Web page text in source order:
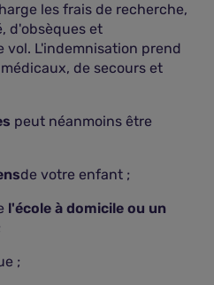
les frais de recherche,
d'obsèques et
vol. L'indemnisation prend
de secours et
peut néanmoins être
de votre enfant ;
l'école à domicile ou un
;